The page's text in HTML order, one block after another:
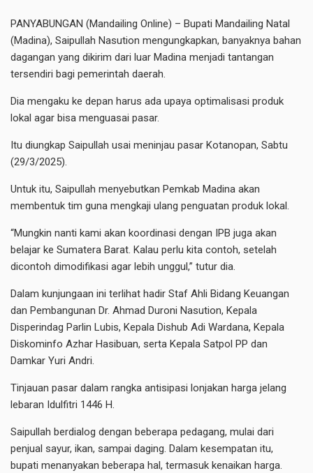
PANYABUNGAN (Mandailing Online) – Bupati Mandailing Natal
(Madina), Saipullah Nasution mengungkapkan, banyaknya bahan
dagangan yang dikirim dari luar Madina menjadi tantangan
tersendiri bagi pemerintah daerah.
Dia mengaku ke depan harus ada upaya optimalisasi produk
lokal agar bisa menguasai pasar.
Itu diungkap Saipullah usai meninjau pasar Kotanopan, Sabtu
(29/3/2025).
Untuk itu, Saipullah menyebutkan Pemkab Madina akan
membentuk tim guna mengkaji ulang penguatan produk lokal.
“Mungkin nanti kami akan koordinasi dengan IPB juga akan
belajar ke Sumatera Barat. Kalau perlu kita contoh, setelah
dicontoh dimodifikasi agar lebih unggul,” tutur dia.
Dalam kunjungaan ini terlihat hadir Staf Ahli Bidang Keuangan
dan Pembangunan Dr. Ahmad Duroni Nasution, Kepala
Disperindag Parlin Lubis, Kepala Dishub Adi Wardana, Kepala
Diskominfo Azhar Hasibuan, serta Kepala Satpol PP dan
Damkar Yuri Andri.
Tinjauan pasar dalam rangka antisipasi lonjakan harga jelang
lebaran Idulfitri 1446 H.
Saipullah berdialog dengan beberapa pedagang, mulai dari
penjual sayur, ikan, sampai daging. Dalam kesempatan itu,
bupati menanyakan beberapa hal, termasuk kenaikan harga.